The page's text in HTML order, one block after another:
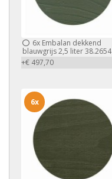
6x Embalan dekkend
blauwgrijs 2,5 liter 38.2654
+€ 497,70
6x